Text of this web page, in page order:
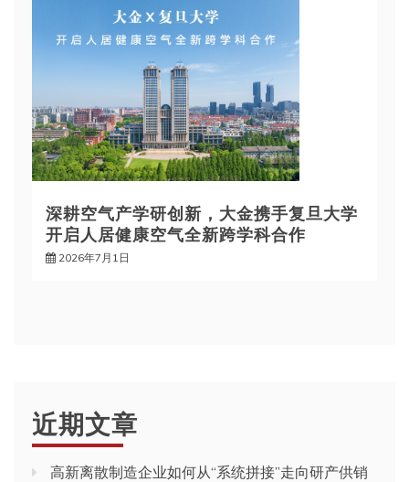
深耕空气产学研创新，大金携手复旦大学
开启人居健康空气全新跨学科合作
2026年7月1日
近期文章
高新离散制造企业如何从“系统拼接”走向研产供销